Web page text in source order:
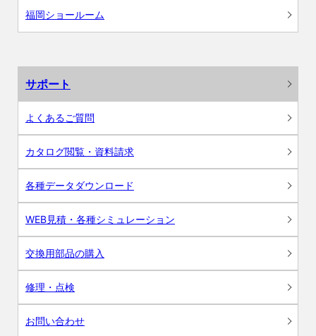
福岡ショールーム
サポート
よくあるご質問
カタログ閲覧・資料請求
各種データダウンロード
WEB見積・各種シミュレーション
交換用部品の購入
修理・点検
お問い合わせ